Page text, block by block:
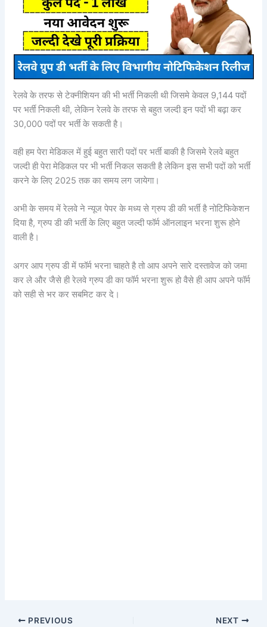
रेलवे के तरफ से टेक्नीशियन की भी भर्ती निकली थी जिसमे केवल 9,144 पदों
पर भर्ती निकली थी, लेकिन रेलवे के तरफ से बहुत जल्दी इन पदों भी बढ़ा कर
30,000 पदों पर भर्ती के सकती है।
वही हम पेरा मेडिकल में हुई बहुत सारी पदों पर भर्ती बाकी है जिसमे रेलवे बहुत
जल्दी ही पेरा मेडिकल पर भी भर्ती निकल सकती है लेकिन इस सभी पदों को भर्ती
करने के लिए 2025 तक का समय लग जायेगा।
अभी के समय में रेलवे ने न्यूज पेपर के मध्य से ग्रुप डी की भर्ती है नोटिफिकेशन
दिया है, ग्रुप डी की भर्ती के लिए बहुत जल्दी फॉर्म ऑनलाइन भरना शुरू होने
वाली है।
अगर आप ग्रुप डी में फॉर्म भरना चाहते है तो आप अपने सारे दस्तावेज को जमा
कर ले और जैसे ही रेलवे ग्रुप डी का फॉर्म भरना शुरू हो वैसे ही आप अपने फॉर्म
को सही से भर कर सबमिट कर दे।
PREVIOUS NEXT